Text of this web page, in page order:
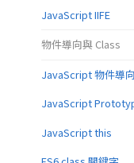
JavaScript IIFE
物件導向與 Class
JavaScript 物件導向
JavaScript
JavaScript this